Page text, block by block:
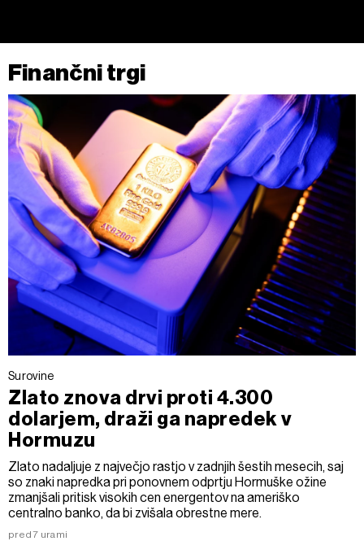
Finančni trgi
Surovine
Zlato znova drvi proti 4.300
dolarjem, draži ga napredek v
Hormuzu
Zlato nadaljuje z največjo rastjo v zadnjih šestih mesecih, saj
so znaki napredka pri ponovnem odprtju Hormuške ožine
zmanjšali pritisk visokih cen energentov na ameriško
centralno banko, da bi zvišala obrestne mere.
pred 7 urami